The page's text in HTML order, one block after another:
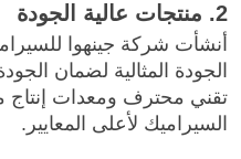
2. منتجات عالية الجودة
أنشأت شركة جينهوا
الجودة المثالية لضمان
تقني محترف ومعدات إنتاج
السيراميك لأعلى المعايير.